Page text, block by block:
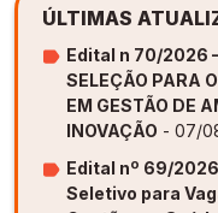
ÚLTIMAS
Edital n 70/2026 –
SELEÇÃO PARA
EM GESTÃO DE
INOVAÇÃO - 07/
Edital nº 69/
Seletivo para